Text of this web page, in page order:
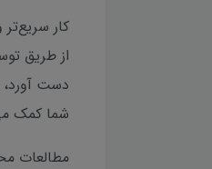
کار سریع‌تر
دست آورد،
شما کمک
مطالعات